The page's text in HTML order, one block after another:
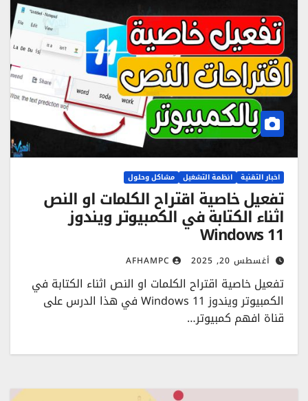
اخبار التقنية انظمة التشغيل مشاكل وحلول
تفعيل خاصية اقتراح الكلمات او النص
اثناء الكتابة في الكمبيوتر ويندوز
Windows 11
أغسطس 20, 2025 AFHAMPC
تفعيل خاصية اقتراح الكلمات او النص اثناء الكتابة في
الكمبيوتر ويندوز Windows 11 في هذا الدرس على
قناة افهم كمبيوتر…